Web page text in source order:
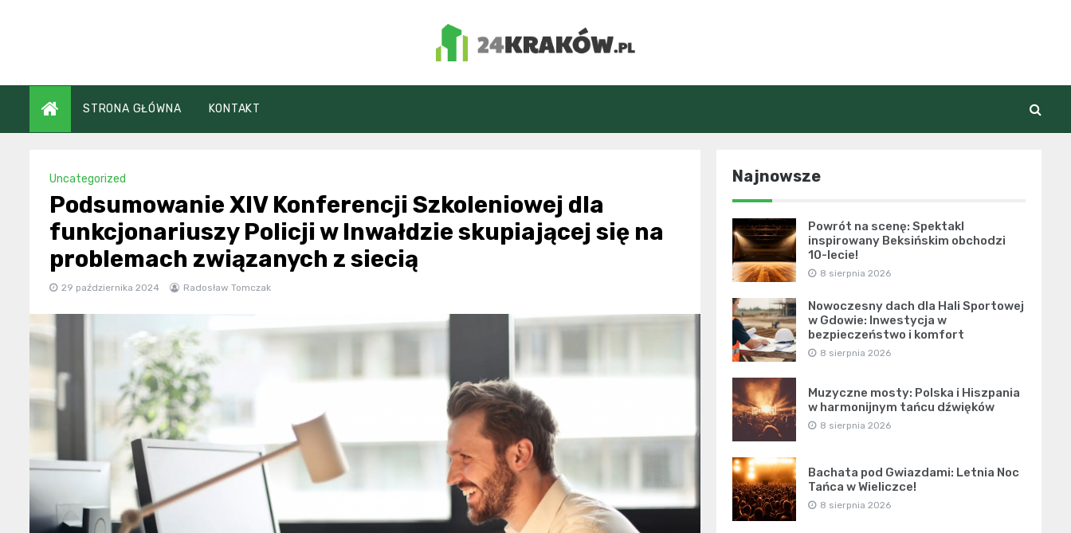
24Kraków.pl
STRONA GŁÓWNA KONTAKT
Uncategorized
Podsumowanie XIV Konferencji Szkoleniowej dla
funkcjonariuszy Policji w Inwałdzie skupiającej się na
problemach związanych z siecią
29 października 2024 Radosław Tomczak
Najnowsze
Powrót na scenę: Spektakl
inspirowany Beksińskim obchodzi
10-lecie!
8 sierpnia 2026
Nowoczesny dach dla Hali Sportowej
w Gdowie: Inwestycja w
bezpieczeństwo i komfort
8 sierpnia 2026
Muzyczne mosty: Polska i Hiszpania
w harmonijnym tańcu dźwięków
8 sierpnia 2026
Bachata pod Gwiazdami: Letnia Noc
Tańca w Wieliczce!
8 sierpnia 2026